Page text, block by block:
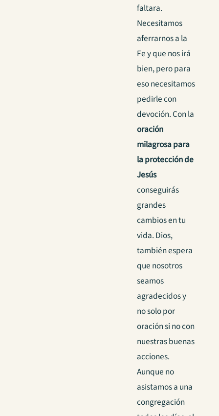
faltara.
Necesitamos
aferrarnos a la
Fe y que nos irá
bien, pero para
eso necesitamos
pedirle con
devoción. Con la
oración
milagrosa para
la protección de
Jesús
conseguirás
grandes
cambios en tu
vida. Dios,
también espera
que nosotros
seamos
agradecidos y
no solo por
oración si no con
nuestras buenas
acciones.
Aunque no
asistamos a una
congregación